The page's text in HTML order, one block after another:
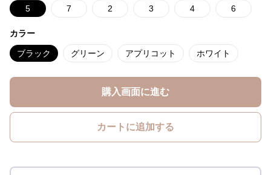
5 7 2 3 4 6
カラー
ブラック グリーン アプリコット ホワイト
購入画面に進む
カートに追加する